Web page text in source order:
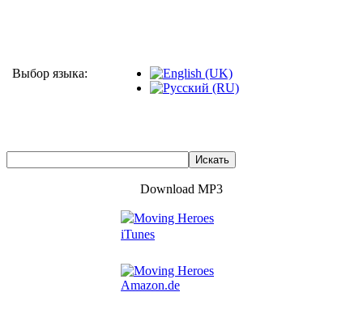
Выбор языка:
Download MP3